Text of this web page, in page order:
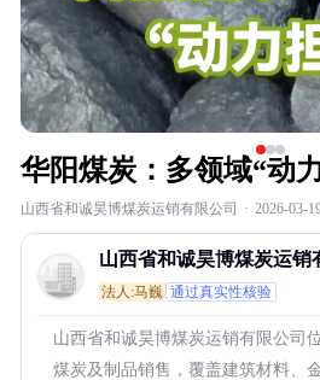
华阳煤炭：多领域“动
山西省和诚昊博煤炭运销有限公司 · 2026-03-
山西省和诚昊博煤炭运销
司
法人:马巍 通过真实性核验
山西省和诚昊博煤炭运销有限公司
煤炭及制品销售，覆盖建筑材料、